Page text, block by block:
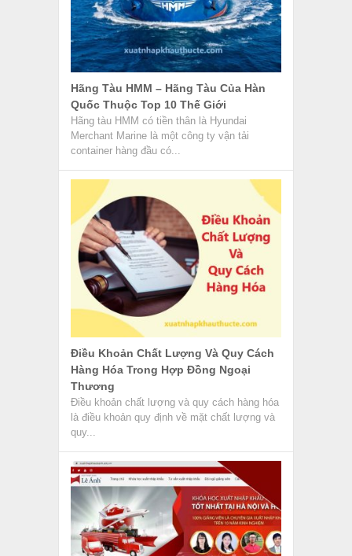
Hãng Tàu HMM – Hãng Tàu Của Hàn
Quốc Thuộc Top 10 Thế Giới
Hãng tàu HMM có tiền thân là Hyundai
Merchant Marine là một công ty vận tải
container hàng đầu có...
Điều Khoản Chất Lượng Và Quy Cách
Hàng Hóa Trong Hợp Đồng Ngoại
Thương
Điều khoản chất lượng và quy cách hàng hóa
là điều khoản quy định về mặt chất lượng và
quy...